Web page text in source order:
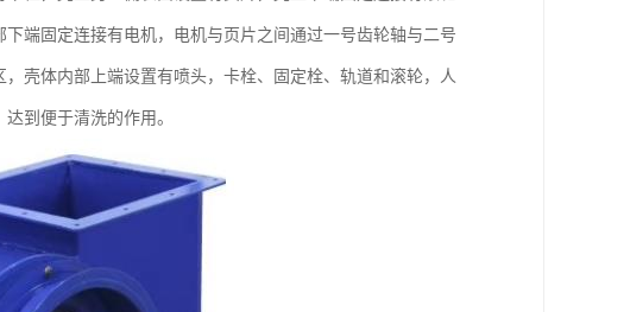
端固定连接有电机，电机与页片之间通过一号齿轮轴与二号
壳体内部上端设置有喷头，卡栓、固定栓、轨道和滚轮，人
到便于清洗的作用。